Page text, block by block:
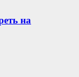
на